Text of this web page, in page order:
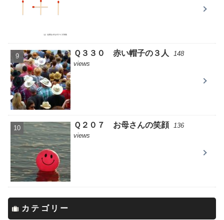
Ｑ３３０ 赤い帽子の３人
148
views
Ｑ２０７ お母さんの笑顔
136
views
カテゴリー